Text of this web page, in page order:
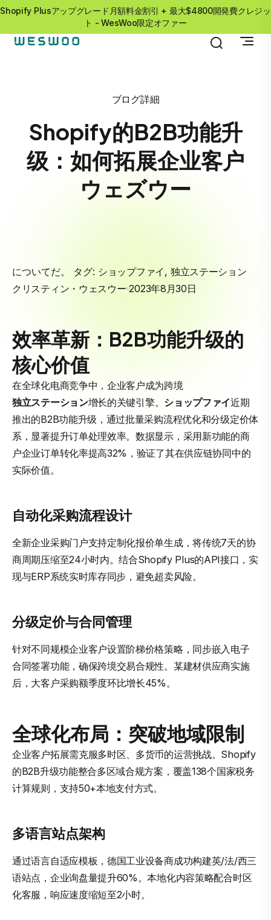
Shopify Plusアップグレード月額料金割引 + 最大$4800開発費クレジッ
ト - WesWoo限定オファー
ブログ詳細
Shopify的B2B功能升
级：如何拓展企业客户
ウェズウー
についてだ。 タグ: ショップファイ , 独立ステーション
クリスティン・ウェスウー 2023年8月30日
效率革新：B2B功能升级的
核心价值
在全球化电商竞争中，企业客户成为跨境
独立ステーション增长的关键引擎。 ショップファイ近期
推出的B2B功能升级，通过批量采购流程优化和分级定价体
系，显著提升订单处理效率。数据显示，采用新功能的商
户企业订单转化率提高32%，验证了其在供应链协同中的
实际价值。
自动化采购流程设计
全新企业采购门户支持定制化报价单生成，将传统7天的协
商周期压缩至24小时内。结合Shopify Plus的API接口，实
现与ERP系统实时库存同步，避免超卖风险。
分级定价与合同管理
针对不同规模企业客户设置阶梯价格策略，同步嵌入电子
合同签署功能，确保跨境交易合规性。某建材供应商实施
后，大客户采购额季度环比增长45%。
全球化布局：突破地域限制
企业客户拓展需克服多时区、多货币的运营挑战。Shopify
的B2B升级功能整合多区域合规方案，覆盖138个国家税务
计算规则，支持50+本地支付方式。
多语言站点架构
通过语言自适应模板，德国工业设备商成功构建英/法/西三
语站点，企业询盘量提升60%。本地化内容策略配合时区
化客服，响应速度缩短至2小时。